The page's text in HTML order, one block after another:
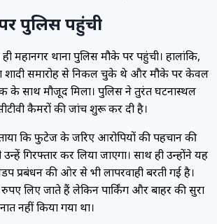
पुलिस पहुंची
महानगर थाना पुलिस मौके पर पहुंची। हालांकि,
समारोह से निकल चुके थे और मौके पर केवल
के साथ मौजूद मिला। पुलिस ने तुरंत घटनास्थल
कैमरों की जांच शुरू कर दी है।
कि फुटेज के जरिए आरोपियों की पहचान की
गिरफ्तार कर लिया जाएगा। साथ ही उन्होंने यह
प्रबंधन की ओर से भी लापरवाही बरती गई है।
लिए जाते हैं लेकिन पार्किंग और बाहर की सुरक्षा
नहीं किया गया था।